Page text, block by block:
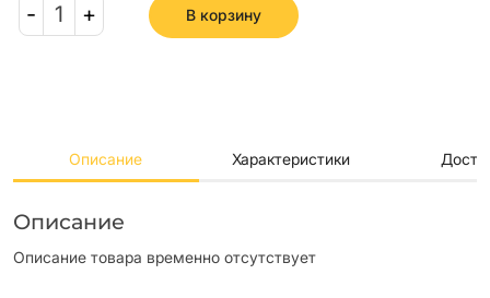
- 1 + В корзину
Описание Характеристики
Описание
Описание товара временно отсутствует